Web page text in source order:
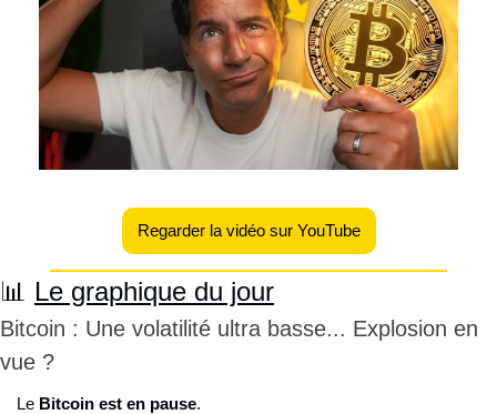
Regarder la vidéo sur YouTube
📊 Le graphique du jour
Bitcoin : Une volatilité ultra basse... Explosion en
vue ?
Le Bitcoin est en pause.